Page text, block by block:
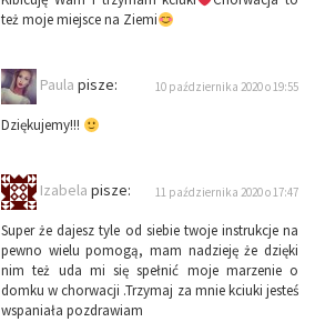
też moje miejsce na Ziemi
Paula pisze: 10 października 2020 o 19:55
Dziękujemy!!!
Izabela pisze: 11 października 2020 o 17:47
Super że dajesz tyle od siebie twoje instrukcje na
pewno wielu pomogą, mam nadzieję że dzięki
nim też uda mi się spełnić moje marzenie o
domku w chorwacji .Trzymaj za mnie kciuki jesteś
wspaniała pozdrawiam